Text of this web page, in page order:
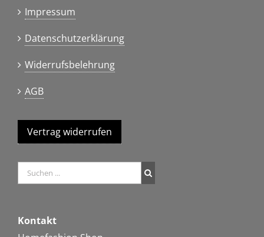
Impressum
Datenschutzerklärung
Widerrufsbelehrung
AGB
Vertrag widerrufen
Kontakt